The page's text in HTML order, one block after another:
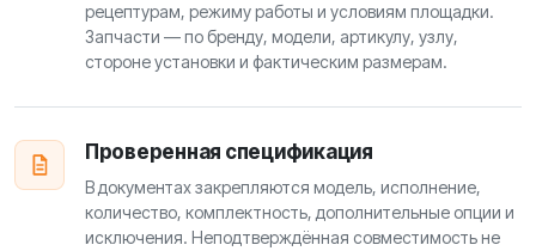
рецептурам, режиму работы и условиям площадки.
Запчасти — по бренду, модели, артикулу, узлу,
стороне установки и фактическим размерам.
Проверенная спецификация
В документах закрепляются модель, исполнение,
количество, комплектность, дополнительные опции и
исключения. Неподтверждённая совместимость не